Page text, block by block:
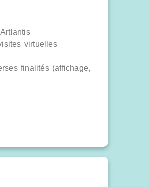
virtuelles
finalités (affichage,